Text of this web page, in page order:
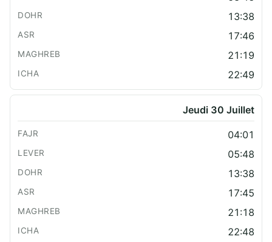
13:38
17:46
21:19
22:49
Jeudi 30 Juillet
04:01
05:48
13:38
17:45
21:18
22:48